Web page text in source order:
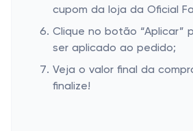
cupom da loja da Oficial
Clique no botão “Aplicar”
ser aplicado ao pedido;
Veja o valor final da
finalize!